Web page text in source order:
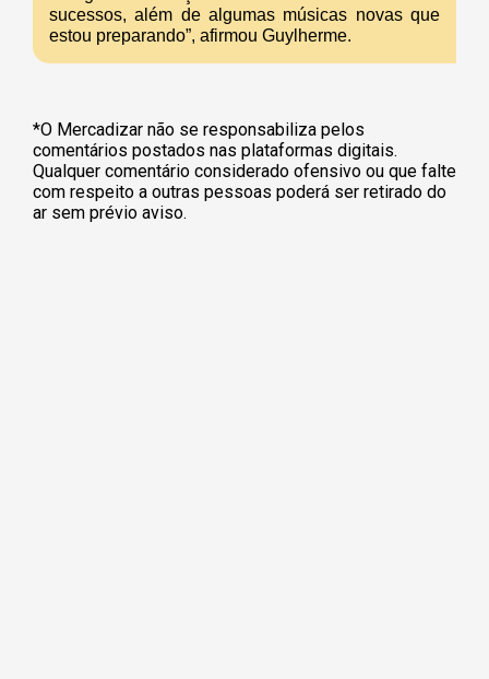
sucessos, além de algumas músicas novas que
estou preparando”, afirmou Guylherme.
*O Mercadizar não se responsabiliza pelos
comentários postados nas plataformas digitais.
Qualquer comentário considerado ofensivo ou que falte
com respeito a outras pessoas poderá ser retirado do
ar sem prévio aviso.